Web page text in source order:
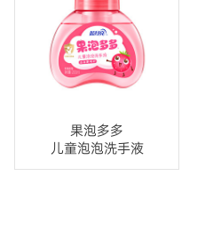
果泡多多
儿童泡泡洗手液